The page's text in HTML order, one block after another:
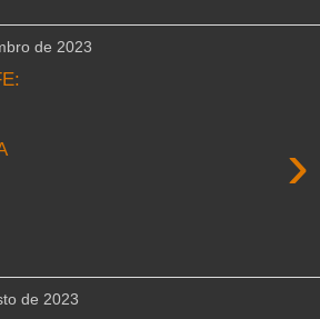
de 2023
›
de 2023